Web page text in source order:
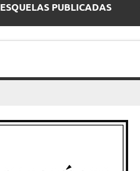
ESQUELAS PUBLICADAS